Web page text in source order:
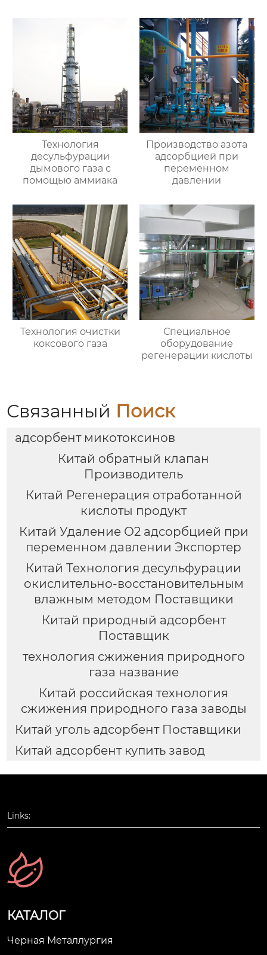
Технология
десульфурации
дымового газа с
помощью аммиака
Производство азота
адсорбцией при
переменном
давлении
Технология очистки
коксового газа
Специальное
оборудование
регенерации кислоты
Связанный Поиск
адсорбент микотоксинов
Китай обратный клапан
Производитель
Китай Регенерация отработанной
кислоты продукт
Китай Удаление О2 адсорбцией при
переменном давлении Экспортер
Китай Технология десульфурации
окислительно-восстановительным
влажным методом Поставщики
Китай природный адсорбент
Поставщик
технология сжижения природного
газа название
Китай российская технология
сжижения природного газа заводы
Китай уголь адсорбент Поставщики
Китай адсорбент купить завод
Links:
КАТАЛОГ
Черная Металлургия